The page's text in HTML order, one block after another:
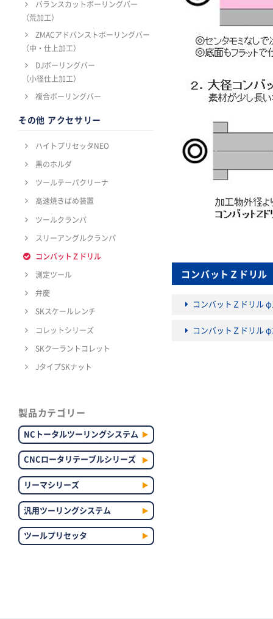
バランスカットボーリングバー
（荒加工）
ZMACアドバンストボーリングバー
（中・仕上加工）
DJボーリングバー
（小径仕上加工）
複合ボーリングバー
その他 アクセサリー
ハイトプリセッタNEO
黒のホルダ
ツールテーパクリーナ
高速焼きばめ装置
ツールクランパ
スリーアングルクランパ
コンバットＺドリル
測定ツール
弁慶
SKスケールレンチ
コレットシリーズ
SKクーラントコレット
JタイプSKナット
製品カテゴリー
NCトータルツーリングシステム
CNCロータリテーブルシリーズ
リーマシリーズ
汎用ツーリングシステム
ツールプリセッタ
コンバットＺドリ
コンバットＺドリル
コンバットＺドリル